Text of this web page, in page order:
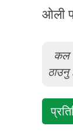
ओली
कल
ठाउनु